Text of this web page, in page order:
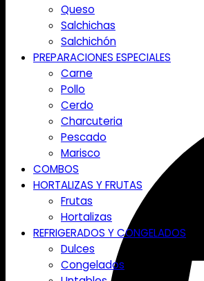
Queso
Salchichas
Salchichón
PREPARACIONES ESPECIALES
Carne
Pollo
Cerdo
Charcuteria
Pescado
Marisco
COMBOS
HORTALIZAS Y FRUTAS
Frutas
Hortalizas
REFRIGERADOS Y CONGELADOS
Dulces
Congelados